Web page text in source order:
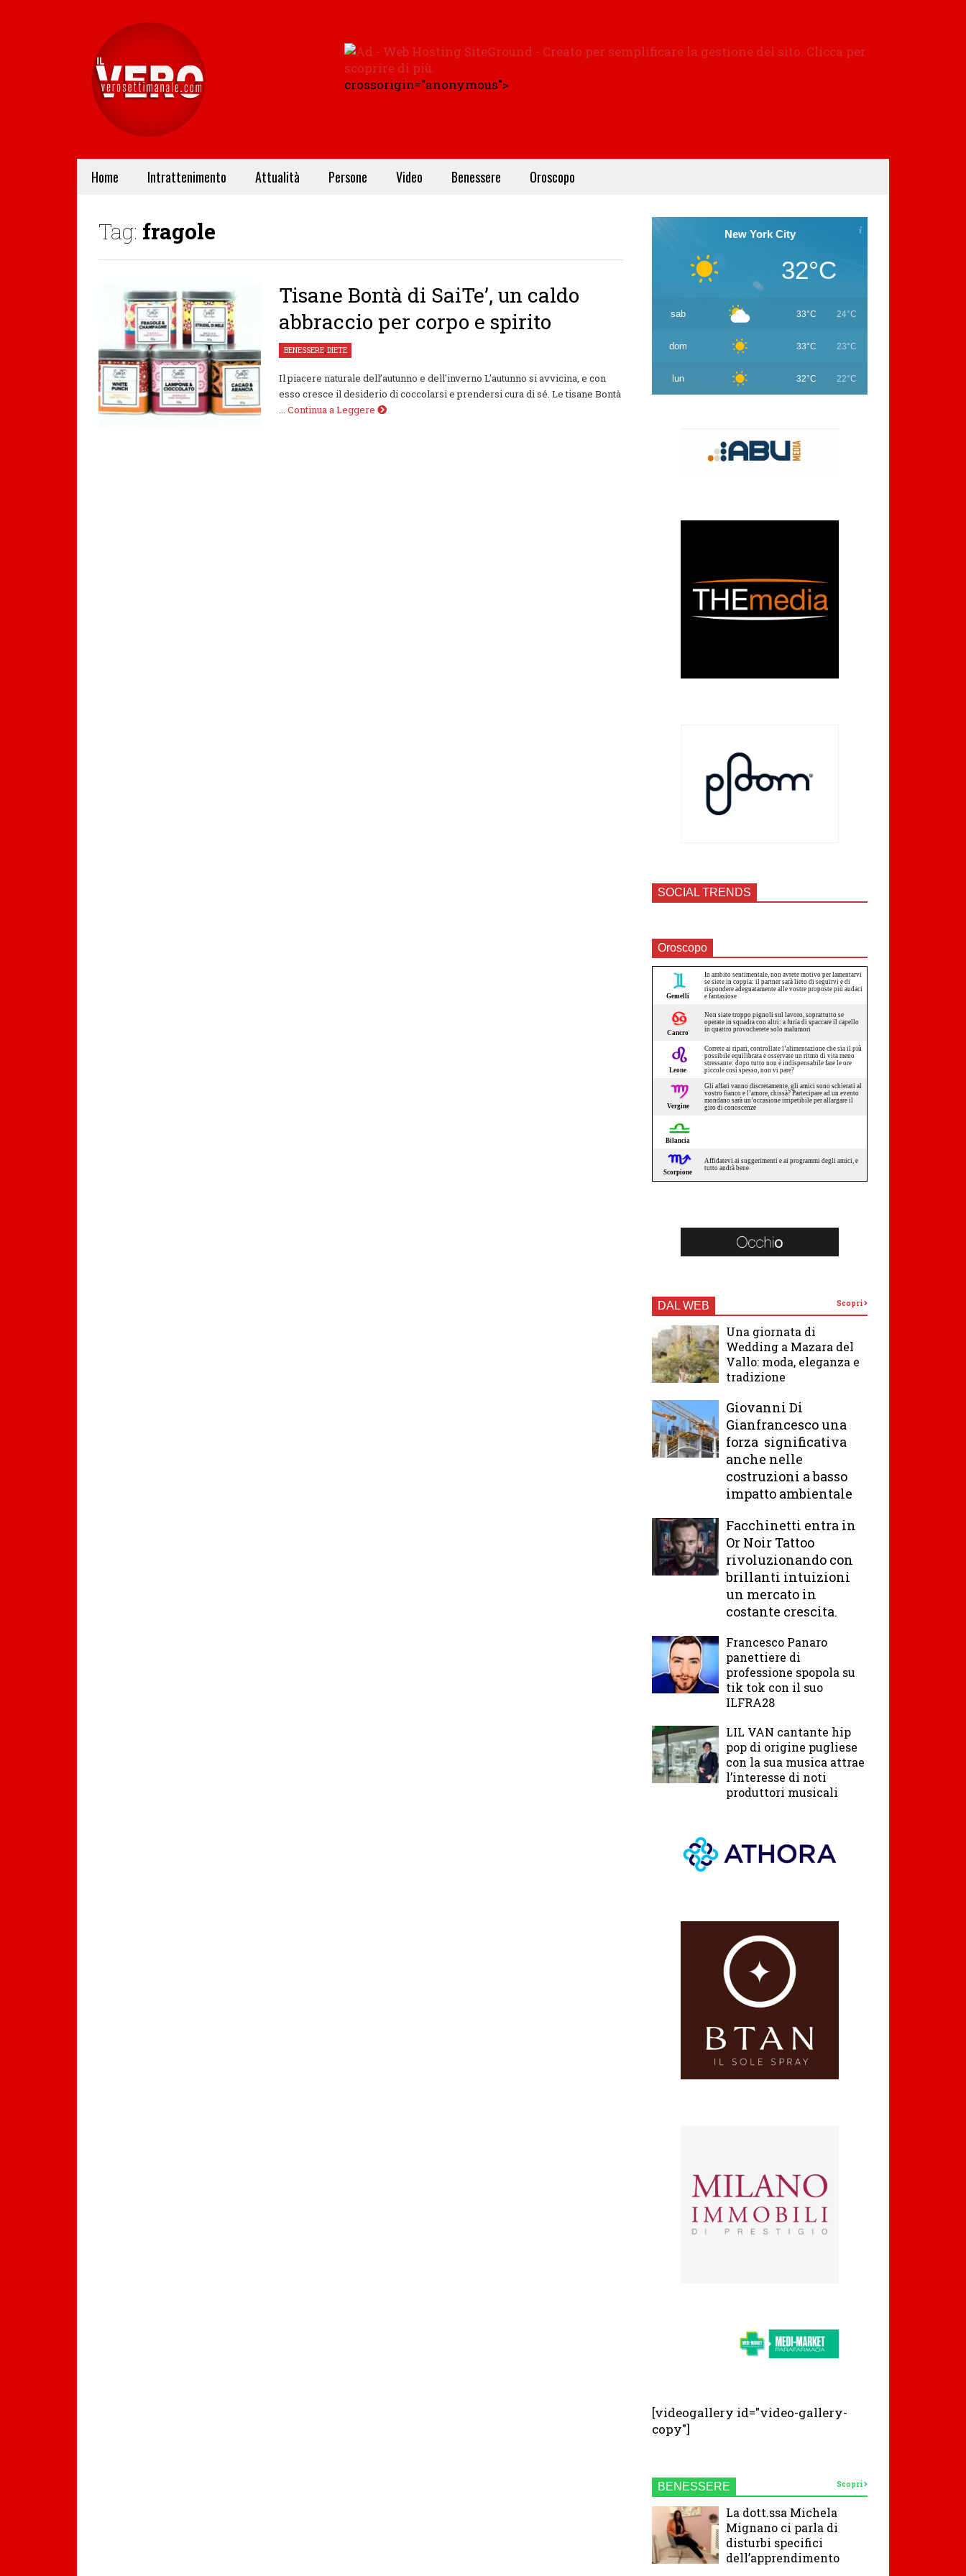
crossorigin="anonymous">
Home Intrattenimento Attualità Persone Video Benessere Oroscopo
Tag: fragole
Tisane Bontà di SaiTe’, un caldo
abbraccio per corpo e spirito
BENESSERE,DIETE
Il piacere naturale dell’autunno e dell'inverno L'autunno si avvicina, e con
esso cresce il desiderio di coccolarsi e prendersi cura di sé. Le tisane Bontà
... Continua a Leggere
New York City
32°C
sab 33°C 24°C
dom 33°C 23°C
lun 32°C 22°C
SOCIAL TRENDS
Oroscopo
DAL WEB Scopri
Una giornata di
Wedding a Mazara del
Vallo: moda, eleganza e
tradizione
Giovanni Di
Gianfrancesco una
forza significativa
anche nelle
costruzioni a basso
impatto ambientale
Facchinetti entra in
Or Noir Tattoo
rivoluzionando con
brillanti intuizioni
un mercato in
costante crescita.
Francesco Panaro
panettiere di
professione spopola su
tik tok con il suo
ILFRA28
LIL VAN cantante hip
pop di origine pugliese
con la sua musica attrae
l’interesse di noti
produttori musicali
[videogallery id="video-gallery-
copy"]
BENESSERE Scopri
La dott.ssa Michela
Mignano ci parla di
disturbi specifici
dell’apprendimento